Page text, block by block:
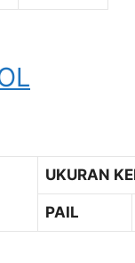
UKURAN
PAIL